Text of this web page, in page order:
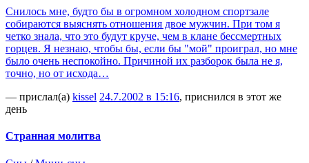
Снилось мне, будто бы в огромном холодном спортзале
собираются выяснять отношения двое мужчин. При том я
четко знала, что это будут круче, чем в клане бессмертных
горцев. Я незнаю, чтобы бы, если бы "мой" проиграл, но мне
было очень неспокойно. Причиной их разборок была не я,
точно, но от исхода…
— прислал(а) kissel 24.7.2002 в 15:16, приснился в этот же
день
Странная молитва